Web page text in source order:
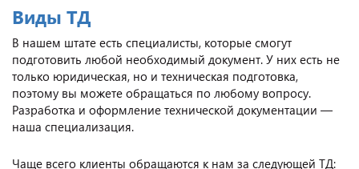
Виды ТД
В нашем штате есть специалисты, которые смогут
подготовить любой необходимый документ. У них есть не
только юридическая, но и техническая подготовка,
поэтому вы можете обращаться по любому вопросу.
Разработка и оформление технической документации —
наша специализация.
Чаще всего клиенты обращаются к нам за следующей ТД: